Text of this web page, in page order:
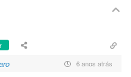
6 anos atrás